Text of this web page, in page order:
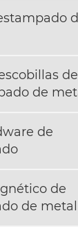
de
de
de
de
de metal